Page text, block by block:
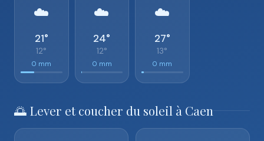
☁️
21°
12°
0 mm
☁️
24°
12°
0 mm
☁️
27°
13°
0 mm
🌅 Lever et coucher du soleil à Caen